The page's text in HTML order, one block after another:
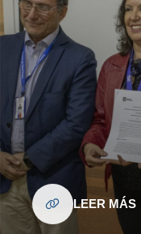
LEER MÁS